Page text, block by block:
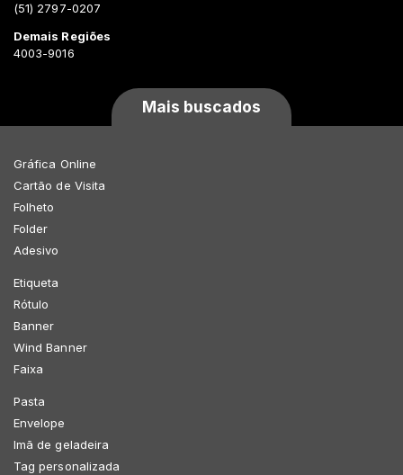
(51) 2797-0207
Demais Regiões
4003-9016
Mais buscados
Gráfica Online
Cartão de Visita
Folheto
Folder
Adesivo
Etiqueta
Rótulo
Banner
Wind Banner
Faixa
Pasta
Envelope
Imã de geladeira
Tag personalizada